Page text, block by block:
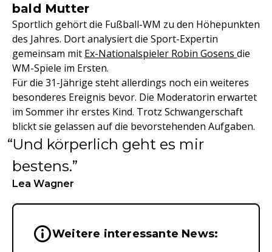
bald Mutter
Sportlich gehört die Fußball-WM zu den Höhepunkten
des Jahres. Dort analysiert die Sport-Expertin
gemeinsam mit Ex-Nationalspieler Robin Gosens die
WM-Spiele im Ersten.
Für die 31-Jährige steht allerdings noch ein weiteres
besonderes Ereignis bevor. Die Moderatorin erwartet
im Sommer ihr erstes Kind. Trotz Schwangerschaft
blickt sie gelassen auf die bevorstehenden Aufgaben.
Und körperlich geht es mir
bestens.
Lea Wagner
Wichtige Hinweise &
Weitere interessante News: